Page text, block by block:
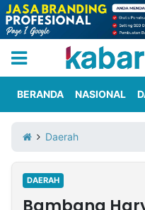
Iklan
Berita
Kami
BERANDA NASIONAL
Daerah
DAERAH